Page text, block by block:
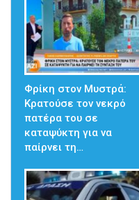
Φρίκη στον Μυστρά:
Κρατούσε τον νεκρό
πατέρα του σε
καταψύκτη για να
παίρνει τη…